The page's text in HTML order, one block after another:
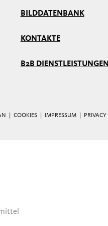
BILDDATENBANK
KONTAKTE
B2B DIENSTLEISTUNGEN
| COOKIES IMPRESSUM PRIVACY